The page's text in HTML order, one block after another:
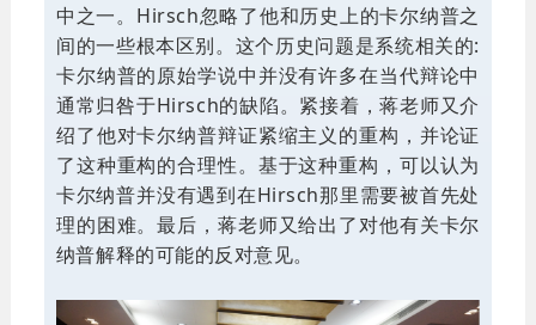
中之一。Hirsch忽略了他和历史上的卡尔纳普之
间的一些根本区别。这个历史问题是系统相关的:
卡尔纳普的原始学说中并没有许多在当代辩论中
通常归咎于Hirsch的缺陷。紧接着，蒋老师又介
绍了他对卡尔纳普辩证紧缩主义的重构，并论证
了这种重构的合理性。基于这种重构，可以认为
卡尔纳普并没有遇到在Hirsch那里需要被首先处
理的困难。最后，蒋老师又给出了对他有关卡尔
纳普解释的可能的反对意见。